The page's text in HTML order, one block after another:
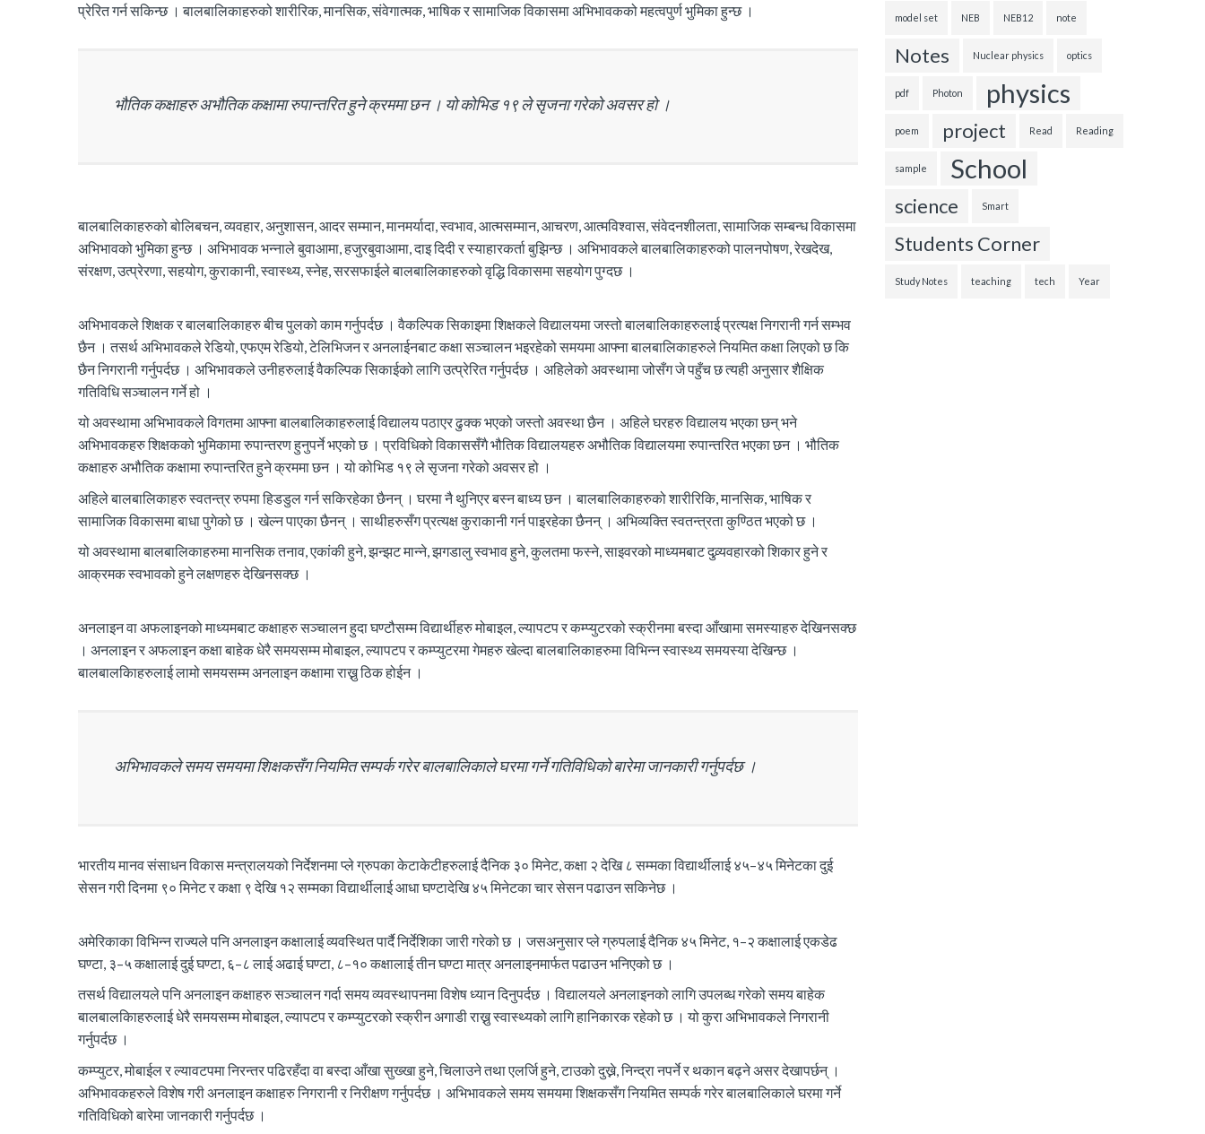
प्रेरित गर्न सकिन्छ । बालबालिकाहरुको शारीरिक, मानसिक, संवेगात्मक, भाषिक र सामाजिक विकासमा अभिभावकको महत्वपुर्ण भुमिका हुन्छ ।
भौतिक कक्षाहरु अभौतिक कक्षामा रुपान्तरित हुने क्रममा छन । यो कोभिड १९ ले सृजना गरेको अवसर हो ।
बालबालिकाहरुको बोलिबचन, व्यवहार, अनुशासन, आदर सम्मान, मानमर्यादा, स्वभाव, आत्मसम्मान, आचरण, आत्मविश्वास, संवेदनशीलता, सामाजिक सम्बन्ध विकासमा
अभिभावको भुमिका हुन्छ । अभिभावक भन्नाले बुवाआमा, हजुरबुवाआमा, दाइ दिदी र स्याहारकर्ता बुझिन्छ । अभिभावकले बालबालिकाहरुको पालनपोषण, रेखदेख,
संरक्षण, उत्प्रेरणा, सहयोग, कुराकानी, स्वास्थ्य, स्नेह, सरसफाईले बालबालिकाहरुको वृद्धि विकासमा सहयोग पुग्दछ ।
अभिभावकले शिक्षक र बालबालिकाहरु बीच पुलको काम गर्नुपर्दछ । वैकल्पिक सिकाइमा शिक्षकले विद्यालयमा जस्तो बालबालिकाहरुलाई प्रत्यक्ष निगरानी गर्न सम्भव
छैन । तसर्थ अभिभावकले रेडियो, एफएम रेडियो, टेलिभिजन र अनलाईनबाट कक्षा सञ्चालन भइरहेको समयमा आफ्ना बालबालिकाहरुले नियमित कक्षा लिएको छ कि
छैन निगरानी गर्नुपर्दछ । अभिभावकले उनीहरुलाई वैकल्पिक सिकाईको लागि उत्प्रेरित गर्नुपर्दछ । अहिलेको अवस्थामा जोसँग जे पहुँच छ त्यही अनुसार शैक्षिक
गतिविधि सञ्चालन गर्ने हो ।
यो अवस्थामा अभिभावकले विगतमा आफ्ना बालबालिकाहरुलाई विद्यालय पठाएर ढुक्क भएको जस्तो अवस्था छैन । अहिले घरहरु विद्यालय भएका छन् भने
अभिभावकहरु शिक्षकको भुमिकामा रुपान्तरण हुनुपर्ने भएको छ । प्रविधिको विकाससँगै भौतिक विद्यालयहरु अभौतिक विद्यालयमा रुपान्तरित भएका छन । भौतिक
कक्षाहरु अभौतिक कक्षामा रुपान्तरित हुने क्रममा छन । यो कोभिड १९ ले सृजना गरेको अवसर हो ।
अहिले बालबालिकाहरु स्वतन्त्र रुपमा हिडडुल गर्न सकिरहेका छैनन् । घरमा नै थुनिएर बस्न बाध्य छन । बालबालिकाहरुको शारीरिकि, मानसिक, भाषिक र
सामाजिक विकासमा बाधा पुगेको छ । खेल्न पाएका छैनन् । साथीहरुसँग प्रत्यक्ष कुराकानी गर्न पाइरहेका छैनन् । अभिव्यक्ति स्वतन्त्रता कुण्ठित भएको छ ।
यो अवस्थामा बालबालिकाहरुमा मानसिक तनाव, एकांकी हुने, झन्झट मान्ने, झगडालु स्वभाव हुने, कुलतमा फस्ने, साइवरको माध्यमबाट दुव्र्यवहारको शिकार हुने र
आक्रमक स्वभावको हुने लक्षणहरु देखिनसक्छ ।
अनलाइन वा अफलाइनको माध्यमबाट कक्षाहरु सञ्चालन हुदा घण्टौसम्म विद्यार्थीहरु मोबाइल, ल्यापटप र कम्प्युटरको स्क्रीनमा बस्दा आँखामा समस्याहरु देखिनसक्छ
। अनलाइन र अफलाइन कक्षा बाहेक धेरै समयसम्म मोबाइल, ल्यापटप र कम्प्युटरमा गेमहरु खेल्दा बालबालिकाहरुमा विभिन्न स्वास्थ्य समयस्या देखिन्छ ।
बालबालकिाहरुलाई लामो समयसम्म अनलाइन कक्षामा राख्नु ठिक होईन ।
अभिभावकले समय समयमा शिक्षकसँग नियमित सम्पर्क गरेर बालबालिकाले घरमा गर्ने गतिविधिको बारेमा जानकारी गर्नुपर्दछ ।
भारतीय मानव संसाधन विकास मन्त्रालयको निर्देशनमा प्ले ग्रुपका केटाकेटीहरुलाई दैनिक ३० मिनेट, कक्षा २ देखि ८ सम्मका विद्यार्थीलाई ४५–४५ मिनेटका दुई
सेसन गरी दिनमा ९० मिनेट र कक्षा ९ देखि १२ सम्मका विद्यार्थीलाई आधा घण्टादेखि ४५ मिनेटका चार सेसन पढाउन सकिनेछ ।
अमेरिकाका विभिन्न राज्यले पनि अनलाइन कक्षालाई व्यवस्थित पार्दै निर्देशिका जारी गरेको छ । जसअनुसार प्ले ग्रुपलाई दैनिक ४५ मिनेट, १–२ कक्षालाई एकडेढ
घण्टा, ३–५ कक्षालाई दुई घण्टा, ६–८ लाई अढाई घण्टा, ८–१० कक्षालाई तीन घण्टा मात्र अनलाइनमार्फत पढाउन भनिएको छ ।
तसर्थ विद्यालयले पनि अनलाइन कक्षाहरु सञ्चालन गर्दा समय व्यवस्थापनमा विशेष ध्यान दिनुपर्दछ । विद्यालयले अनलाइनको लागि उपलब्ध गरेको समय बाहेक
बालबालकिाहरुलाई धेरै समयसम्म मोबाइल, ल्यापटप र कम्प्युटरको स्क्रीन अगाडी राख्नु स्वास्थ्यको लागि हानिकारक रहेको छ । यो कुरा अभिभावकले निगरानी
गर्नुपर्दछ ।
कम्प्युटर, मोबाईल र ल्यावटपमा निरन्तर पढिरहँदा वा बस्दा आँखा सुख्खा हुने, चिलाउने तथा एलर्जि हुने, टाउको दुख्ने, निन्द्रा नपर्ने र थकान बढ्ने असर देखापर्छन् ।
अभिभावकहरुले विशेष गरी अनलाइन कक्षाहरु निगरानी र निरीक्षण गर्नुपर्दछ । अभिभावकले समय समयमा शिक्षकसँग नियमित सम्पर्क गरेर बालबालिकाले घरमा गर्ने
गतिविधिको बारेमा जानकारी गर्नुपर्दछ ।
model set NEB NEB12 note
Notes Nuclear physics optics
pdf Photon physics
poem project Read Reading
sample School
science Smart
Students Corner
Study Notes teaching tech Year